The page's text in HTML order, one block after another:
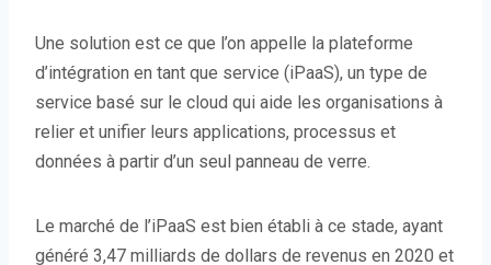
Une solution est ce que l’on appelle la plateforme
d’intégration en tant que service (iPaaS), un type de
service basé sur le cloud qui aide les organisations à
relier et unifier leurs applications, processus et
données à partir d’un seul panneau de verre.
Le marché de l’iPaaS est bien établi à ce stade, ayant
généré 3,47 milliards de dollars de revenus en 2020 et